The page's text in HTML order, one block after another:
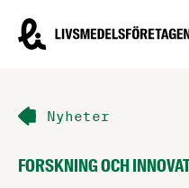
Livsmedelsföretagen – till
Nyheter
FORSKNING OCH